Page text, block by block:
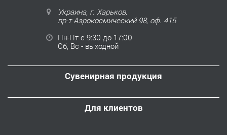
Украина, г. Харьков,
пр-т Аэрокосмический 98, оф. 415
Пн-Пт с 9:30 до 17:00
Сб, Вс - выходной
Сувенирная продукция
Для клиентов